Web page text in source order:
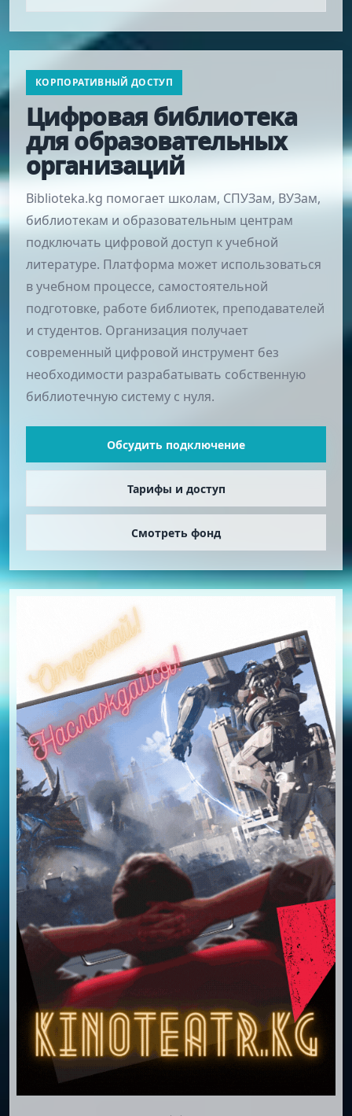
КОРПОРАТИВНЫЙ ДОСТУП
Цифровая библиотека
для образовательных
организаций
Biblioteka.kg помогает школам, СПУЗам, ВУЗам,
библиотекам и образовательным центрам
подключать цифровой доступ к учебной
литературе. Платформа может использоваться
в учебном процессе, самостоятельной
подготовке, работе библиотек, преподавателей
и студентов. Организация получает
современный цифровой инструмент без
необходимости разрабатывать собственную
библиотечную систему с нуля.
Обсудить подключение
Тарифы и доступ
Смотреть фонд